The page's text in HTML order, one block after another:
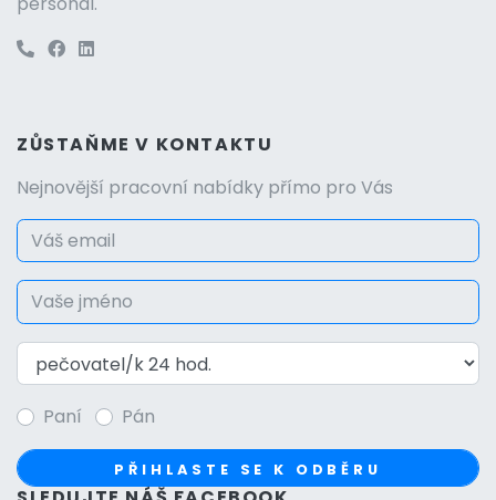
ZŮSTAŇME V KONTAKTU
Nejnovější pracovní nabídky přímo pro Vás
Paní Pán
PŘIHLASTE SE K ODBĚRU